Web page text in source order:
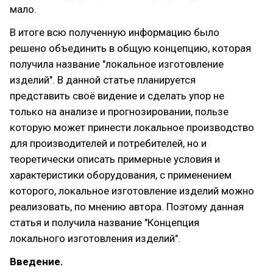
мало.
В итоге всю полученную информацию было
решено объединить в общую концепцию, которая
получила название "локальное изготовление
изделий". В данной статье планируется
представить своё видение и сделать упор не
только на анализе и прогнозировании, пользе
которую может принести локальное производство
для производителей и потребителей, но и
теоретически описать примерные условия и
характеристики оборудования, с применением
которого, локальное изготовление изделий можно
реализовать, по мнению автора. Поэтому данная
статья и получила название "Концепция
локального изготовления изделий".
Введение.